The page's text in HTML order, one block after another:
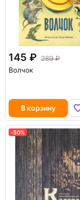
145
289
Волчок
В корзину
-50%